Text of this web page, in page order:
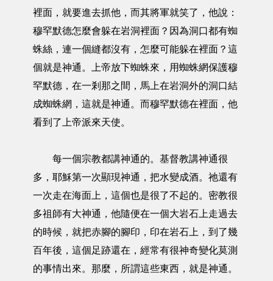
裡面，就要進去抓他，而其將軍就笑了，他說：
穆罕默德怎麼會躲在岩洞裡面？因為洞口都有蜘
蛛絲，連一個縫都沒有，怎麼可能躲在裡面？這
個就是神通。上帝放下蜘蛛來，用蜘蛛網保護穆
罕默德，在一剎那之間，馬上在岩洞外的洞口結
成蜘蛛網，這就是神通。而穆罕默德在裡面，他
看到了上帝派來天使。
每一個宗教都講神通的。基督教講神通很
多，耶穌第一次顯現神通，把水變成酒。祂還有
一次走在海面上，這個也是很了不起的。密教很
多祖師有大神通，他隨便在一個大岩石上走過去
的時候，就把赤腳的腳印，印在岩石上，到了幾
百年後，這個足跡還在，經常有很神奇變化莫測
的事情出來。那麼，所謂這些東西，就是神通。